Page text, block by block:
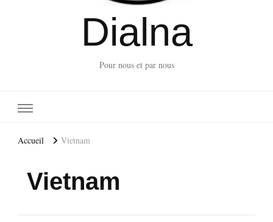
Dialna
Pour nous et par nous
Accueil Vietnam
Vietnam